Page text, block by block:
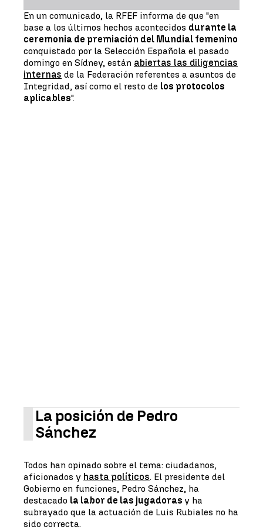
En un comunicado, la RFEF informa de que "en
base a los últimos hechos acontecidos durante la
ceremonia de premiación del Mundial femenino
conquistado por la Selección Española el pasado
domingo en Sídney, están abiertas las diligencias
internas de la Federación referentes a asuntos de
Integridad, así como el resto de los protocolos
aplicables".
La posición de Pedro
Sánchez
Todos han opinado sobre el tema: ciudadanos,
aficionados y hasta políticos. El presidente del
Gobierno en funciones, Pedro Sánchez, ha
destacado la labor de las jugadoras y ha
subrayado que la actuación de Luis Rubiales no ha
sido correcta.